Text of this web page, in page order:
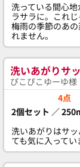
洗っている間心
ラサラに。これ
梅雨の季節のあ
れません。
洗いあがりサ
ぴこぴこゆーゆ
4点
2個セット ／
洗いあがりはサ
ても気に入ってい